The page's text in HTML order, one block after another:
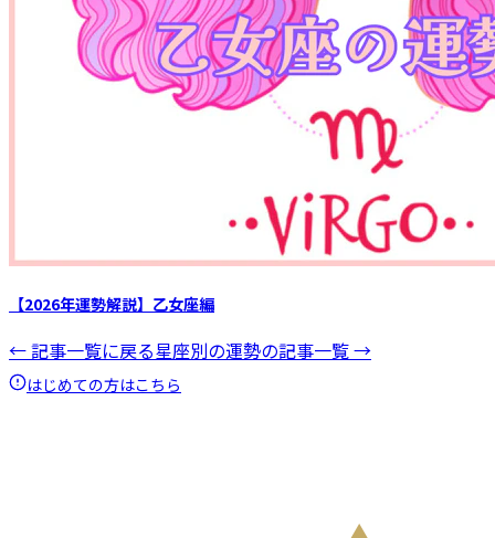
【2026年運勢解説】乙女座編
← 記事一覧に戻る星座別の運勢の記事一覧 →
はじめての方はこちら